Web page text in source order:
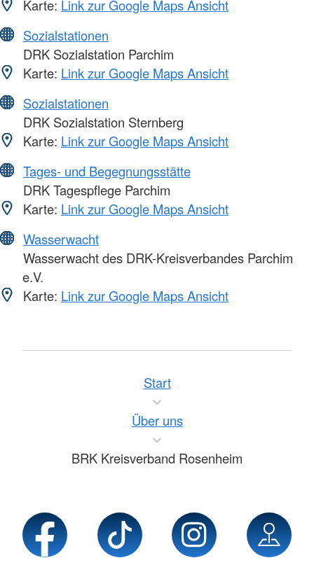
Karte: Link zur Google Maps Ansicht
Sozialstationen
DRK Sozialstation Parchim
Karte: Link zur Google Maps Ansicht
Sozialstationen
DRK Sozialstation Sternberg
Karte: Link zur Google Maps Ansicht
Tages- und Begegnungsstätte
DRK Tagespflege Parchim
Karte: Link zur Google Maps Ansicht
Wasserwacht
Wasserwacht des DRK-Kreisverbandes Parchim
e.V.
Karte: Link zur Google Maps Ansicht
Start
Über uns
BRK Kreisverband Rosenheim